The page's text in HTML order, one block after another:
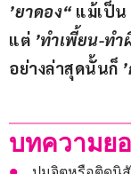
’ยาดอง“ แม้เป็
แต่ ’ทำเพี้ยน-ทำ
อย่างล่าสุดนั้นก็
บทความย